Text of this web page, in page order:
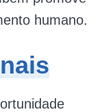
humano.